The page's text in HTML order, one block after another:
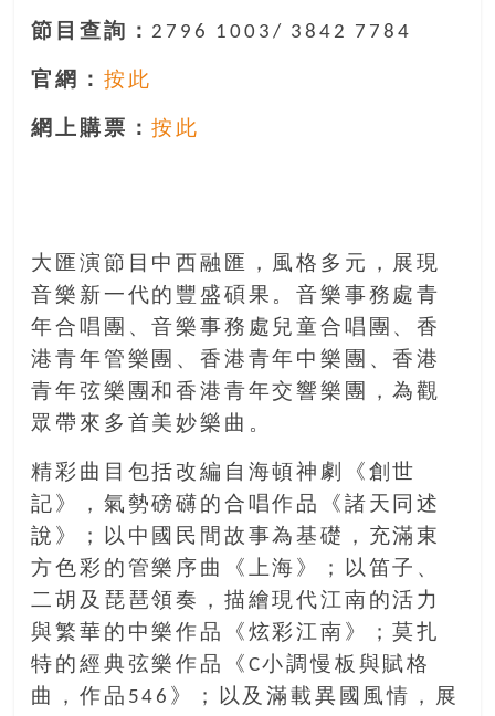
節目查詢：2796 1003/ 3842 7784
官網： 按此
網上購票：按此
大匯演節目中西融匯，風格多元，展現
音樂新一代的豐盛碩果。音樂事務處青
年合唱團、音樂事務處兒童合唱團、香
港青年管樂團、香港青年中樂團、香港
青年弦樂團和香港青年交響樂團，為觀
眾帶來多首美妙樂曲。
精彩曲目包括改編自海頓神劇《創世
記》，氣勢磅礴的合唱作品《諸天同述
說》；以中國民間故事為基礎，充滿東
方色彩的管樂序曲《上海》；以笛子、
二胡及琵琶領奏，描繪現代江南的活力
與繁華的中樂作品《炫彩江南》；莫扎
特的經典弦樂作品《C小調慢板與賦格
曲，作品546》；以及滿載異國風情，展